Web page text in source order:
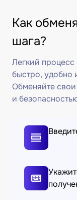
Как
шага?
Легкий
быстро, удобно
Обменяйте
и